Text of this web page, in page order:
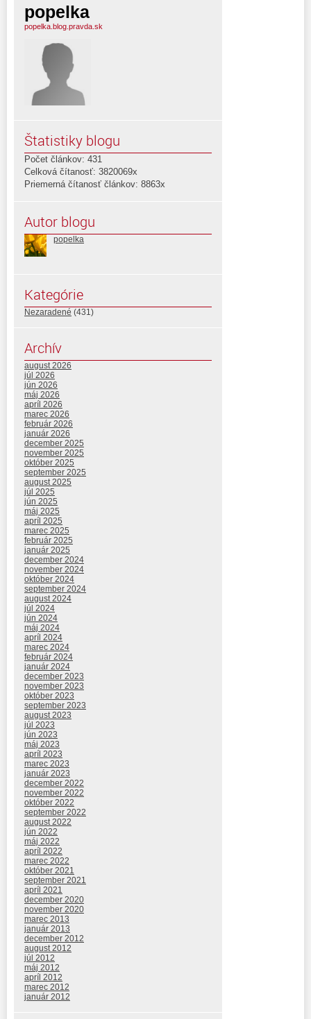
popelka
popelka.blog.pravda.sk
Štatistiky blogu
Počet článkov: 431
Celková čítanosť: 3820069x
Priemerná čítanosť článkov: 8863x
Autor blogu
popelka
Kategórie
Nezaradené (431)
Archív
august 2026
júl 2026
jún 2026
máj 2026
apríl 2026
marec 2026
február 2026
január 2026
december 2025
november 2025
október 2025
september 2025
august 2025
júl 2025
jún 2025
máj 2025
apríl 2025
marec 2025
február 2025
január 2025
december 2024
november 2024
október 2024
september 2024
august 2024
júl 2024
jún 2024
máj 2024
apríl 2024
marec 2024
február 2024
január 2024
december 2023
november 2023
október 2023
september 2023
august 2023
júl 2023
jún 2023
máj 2023
apríl 2023
marec 2023
január 2023
december 2022
november 2022
október 2022
september 2022
august 2022
jún 2022
máj 2022
apríl 2022
marec 2022
október 2021
september 2021
apríl 2021
december 2020
november 2020
marec 2013
január 2013
december 2012
august 2012
júl 2012
máj 2012
apríl 2012
marec 2012
január 2012